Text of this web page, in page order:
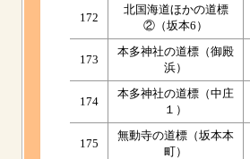
172
北国海道ほかの道標
②（坂本6）
173
本多神社の道標（御殿
浜）
174
本多神社の道標（中庄
１）
175
無動寺の道標（坂本本
町）